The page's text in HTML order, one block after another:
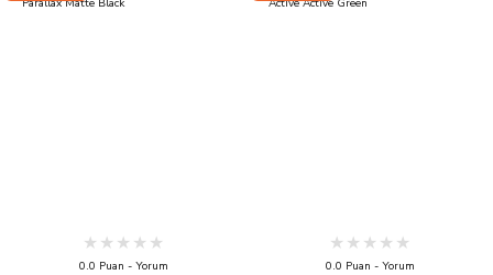
0.0 Puan - Yorum 0.0 Puan - Yorum